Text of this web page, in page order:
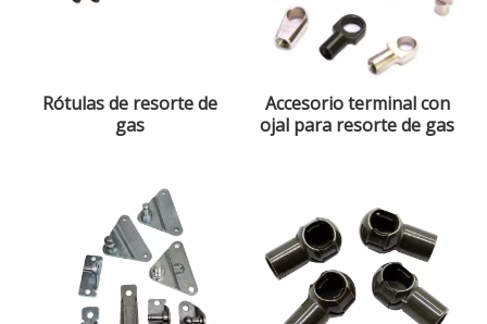
Rótulas de resorte de
gas
Accesorio terminal con
ojal para resorte de gas